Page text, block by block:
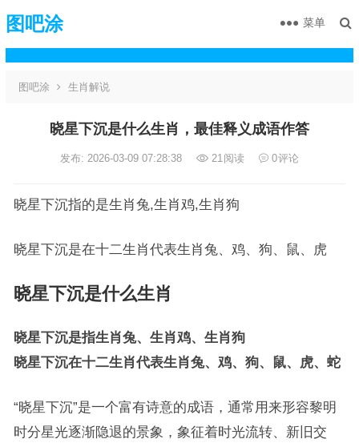
图吧涂 菜单
图吧涂 生肖解说
晓星下沉是什么生肖，最佳释义成语作答
发布: 2026-03-09 07:28:38 21阅读 0评论
晓星下沉指的是生肖兔,生肖鸡,生肖狗
晓星下沉是在十二生肖代表生肖兔、鸡、狗、鼠、虎
晓星下沉是什么生肖
晓星下沉是指生肖兔、生肖鸡、生肖狗
晓星下沉在十二生肖代表生肖兔、鸡、狗、鼠、虎、蛇
“晓星下沉”是一个富有诗意的成语，通常用来形容黎明
时分星光逐渐隐退的景象，象征着时光流转、新旧交